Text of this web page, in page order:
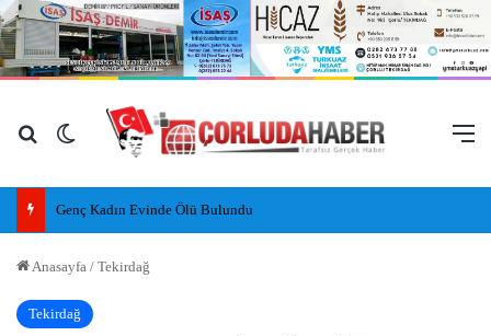
Arama yap ...
Dış görünümü değiştir
Genç Kadın Evinde Ölü Bulundu
Anasayfa / Tekirdağ
Tekirdağ